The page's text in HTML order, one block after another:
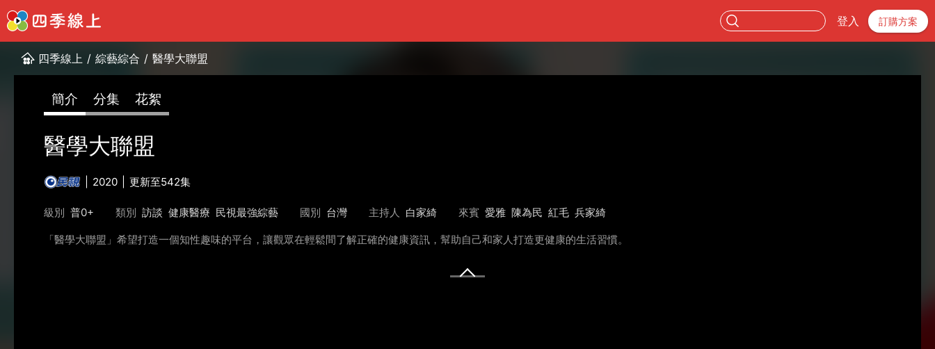
登入 訂購方案
四季線上 / 綜藝綜合 / 醫學大聯盟
簡介 分集 花絮
醫學大聯盟
2020 更新至542集
級別 普0+ 類別 訪談 健康醫療 民視最強綜藝 國別 台灣 主持人 白家綺 來賓 愛雅 陳為民 紅毛 兵家綺
「醫學大聯盟」希望打造一個知性趣味的平台，讓觀眾在輕鬆間了解正確的健康資訊，幫助自己和家人打造更健康的生活習慣。